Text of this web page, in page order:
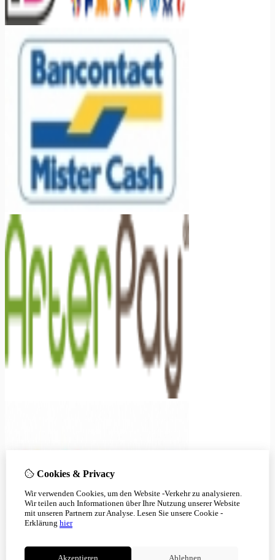
Cookies & Privacy
Wir verwenden Cookies, um den Website -Verkehr zu analysieren.
Wir teilen auch Informationen über Ihre Nutzung unserer Website
mit unseren Partnern zur Analyse. Lesen Sie unsere Cookie -
Erklärung hier
Akzeptieren Ablehnen